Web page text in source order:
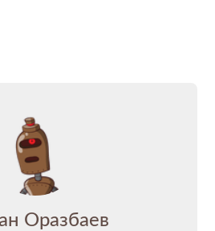
Оразбаев